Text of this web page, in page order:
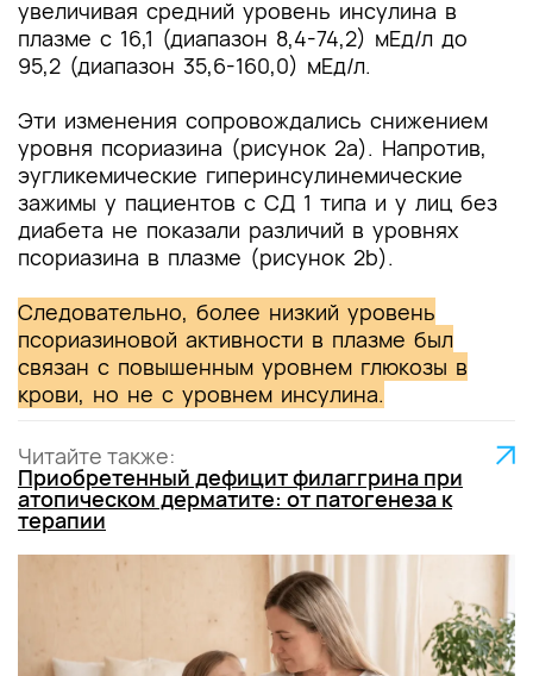
увеличивая средний уровень инсулина в
плазме с 16,1 (диапазон 8,4-74,2) мЕд/л до
95,2 (диапазон 35,6-160,0) мЕд/л.
Эти изменения сопровождались снижением
уровня псориазина (рисунок 2a). Напротив,
эугликемические гиперинсулинемические
зажимы у пациентов с СД 1 типа и у лиц без
диабета не показали различий в уровнях
псориазина в плазме (рисунок 2b).
Следовательно, более низкий уровень
псориазиновой активности в плазме был
связан с повышенным уровнем глюкозы в
крови, но не с уровнем инсулина.
Читайте также:
Приобретенный дефицит филаггрина при
атопическом дерматите: от патогенеза к
терапии